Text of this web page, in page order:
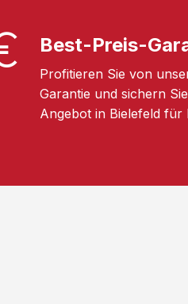
Best-Preis-
Profitieren Sie von
Garantie und sichern
Angebot in Bielefeld für